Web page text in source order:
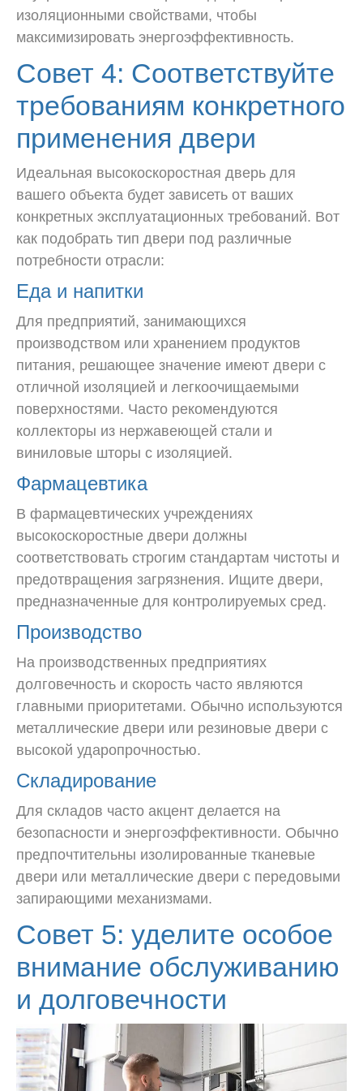
изоляционными свойствами, чтобы
максимизировать энергоэффективность.
Совет 4: Соответствуйте
требованиям конкретного
применения двери
Идеальная высокоскоростная дверь для
вашего объекта будет зависеть от ваших
конкретных эксплуатационных требований. Вот
как подобрать тип двери под различные
потребности отрасли:
Еда и напитки
Для предприятий, занимающихся
производством или хранением продуктов
питания, решающее значение имеют двери с
отличной изоляцией и легкоочищаемыми
поверхностями. Часто рекомендуются
коллекторы из нержавеющей стали и
виниловые шторы с изоляцией.
Фармацевтика
В фармацевтических учреждениях
высокоскоростные двери должны
соответствовать строгим стандартам чистоты и
предотвращения загрязнения. Ищите двери,
предназначенные для контролируемых сред.
Производство
На производственных предприятиях
долговечность и скорость часто являются
главными приоритетами. Обычно используются
металлические двери или резиновые двери с
высокой ударопрочностью.
Складирование
Для складов часто акцент делается на
безопасности и энергоэффективности. Обычно
предпочтительны изолированные тканевые
двери или металлические двери с передовыми
запирающими механизмами.
Совет 5: уделите особое
внимание обслуживанию
и долговечности